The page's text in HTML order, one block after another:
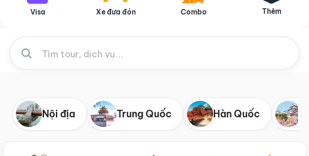
Visa Xe đưa đón Combo Thêm
Nội địa Trung Quốc Hàn Quốc